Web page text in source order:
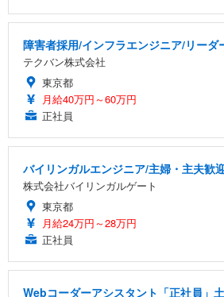
障害者採用/インフラエンジニア/リー
テクバン株式会社
東京都
月給40万円～60万円
正社員
バイリンガルエンジニア/主婦・主夫歓
株式会社バイリンガルゲート
東京都
月給24万円～28万円
正社員
Webコーダーアシスタント「正社員」